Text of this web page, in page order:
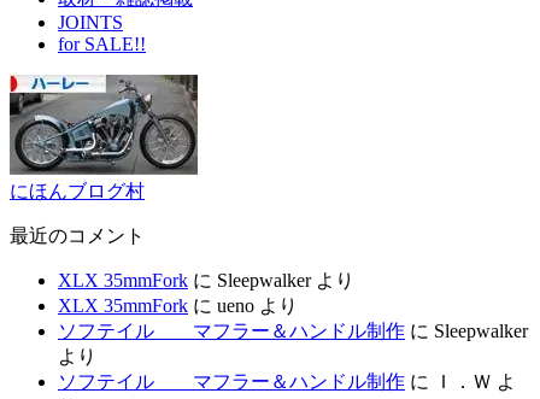
JOINTS
for SALE!!
にほんブログ村
最近のコメント
XLX 35mmFork に Sleepwalkerより
XLX 35mmFork に ueno より
ソフテイル マフラー＆ハンドル制作 に Sleepwalker
より
ソフテイル マフラー＆ハンドル制作 に Ｉ．Ｗ よ